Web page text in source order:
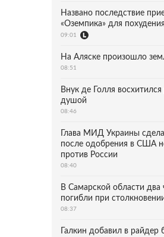
Названо последствие
«Оземпика» для
09:01
На Аляске произошло
08:51
Внук де Голля восхитился
душой
08:46
Глава МИД Украины
после одобрения в США
против России
08:40
В Самарской области два
погибли при
08:37
Галкин добавил в райдер